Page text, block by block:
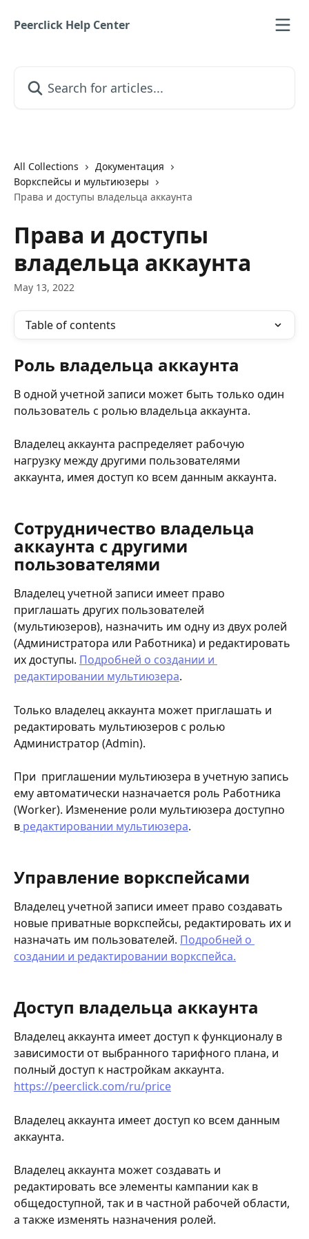
Peerclick Help Center
All Collections
Документация
Воркспейсы и мультиюзеры
Права и доступы владельца аккаунта
Права и доступы
владельца аккаунта
May 13, 2022
Table of contents
Роль владельца аккаунта
В одной учетной записи может быть только один
пользователь с ролью владельца аккаунта.
Владелец аккаунта распределяет рабочую
нагрузку между другими пользователями
аккаунта, имея доступ ко всем данным аккаунта.
Сотрудничество владельца
аккаунта с другими
пользователями
Владелец учетной записи имеет право
приглашать других пользователей
(мультиюзеров), назначить им одну из двух ролей
(Администратора или Работника) и редактировать
их доступы. Подробней о создании и
редактировании мультиюзера.
Только владелец аккаунта может приглашать и
редактировать мультиюзеров с ролью
Администратор (Admin).
При  приглашении мультиюзера в учетную запись
ему автоматически назначается роль Работника
(Worker). Изменение роли мультиюзера доступно
в редактировании мультиюзера.
Управление воркспейсами
Владелец учетной записи имеет право создавать
новые приватные воркспейсы, редактировать их и
назначать им пользователей. Подробней о
создании и редактировании воркспейса.
Доступ владельца аккаунта
Владелец аккаунта имеет доступ к функционалу в
зависимости от выбранного тарифного плана, и
полный доступ к настройкам аккаунта.
https://peerclick.com/ru/price
Владелец аккаунта имеет доступ ко всем данным
аккаунта.
Владелец аккаунта может создавать и
редактировать все элементы кампании как в
общедоступной, так и в частной рабочей области,
а также изменять назначения ролей.